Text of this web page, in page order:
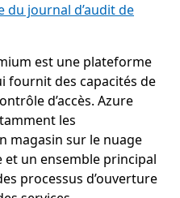
du journal d’audit de
est une plateforme
fournit des capacités de
d’accès. Azure
les
magasin sur le nuage
et un ensemble principal
processus d’ouverture